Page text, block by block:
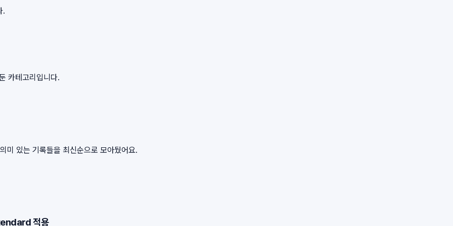
.
카테고리입니다.
미 있는 기록들을 최신순으로 모아뒀어요.
적용